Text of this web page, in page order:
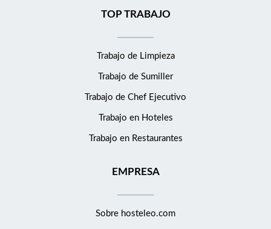
TOP TRABAJO
Trabajo de Limpieza
Trabajo de Sumiller
Trabajo de Chef Ejecutivo
Trabajo en Hoteles
Trabajo en Restaurantes
EMPRESA
Sobre hosteleo.com